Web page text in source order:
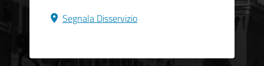
Segnala Disservizio